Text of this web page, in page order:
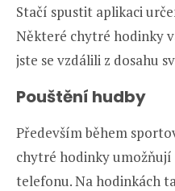
Stačí spustit aplikaci
Některé chytré hodinky
jste se vzdálili z dosahu
Pouštění hudby
Především během
chytré hodinky
telefonu. Na hodinkách